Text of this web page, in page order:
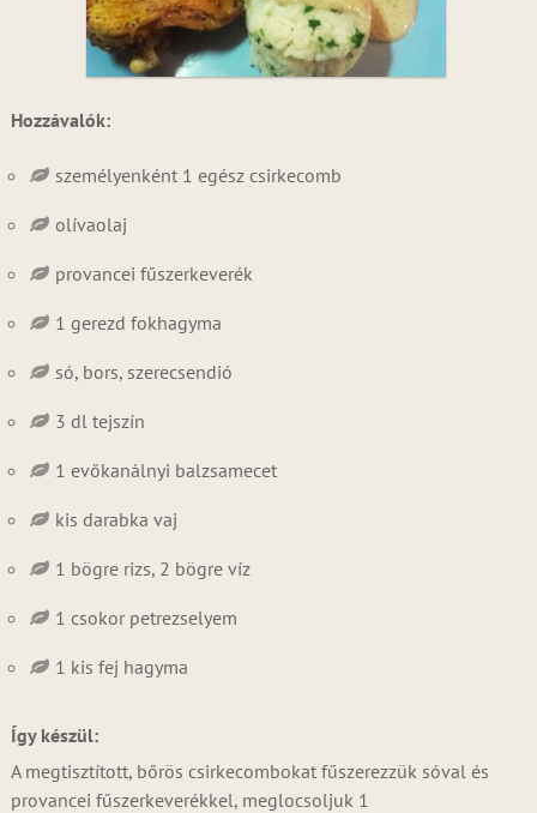
Hozzávalók:
személyenként 1 egész csirkecomb
olívaolaj
provancei fűszerkeverék
1 gerezd fokhagyma
só, bors, szerecsendió
3 dl tejszín
1 evőkanálnyi balzsamecet
kis darabka vaj
1 bögre rizs, 2 bögre víz
1 csokor petrezselyem
1 kis fej hagyma
Így készül:
A megtisztított, bőrös csirkecombokat fűszerezzük sóval és
provancei fűszerkeverékkel, meglocsoljuk 1